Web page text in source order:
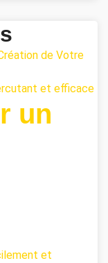
de Votre
et efficace
un
et